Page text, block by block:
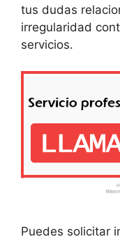
tus dudas
irregularidad
servicios.
Puedes solicitar